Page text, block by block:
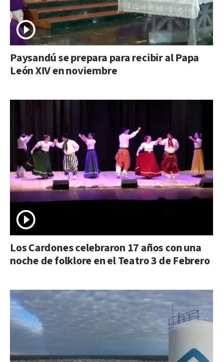
Paysandú se prepara para recibir al Papa
León XIV en noviembre
Los Cardones celebraron 17 años con una
noche de folklore en el Teatro 3 de Febrero